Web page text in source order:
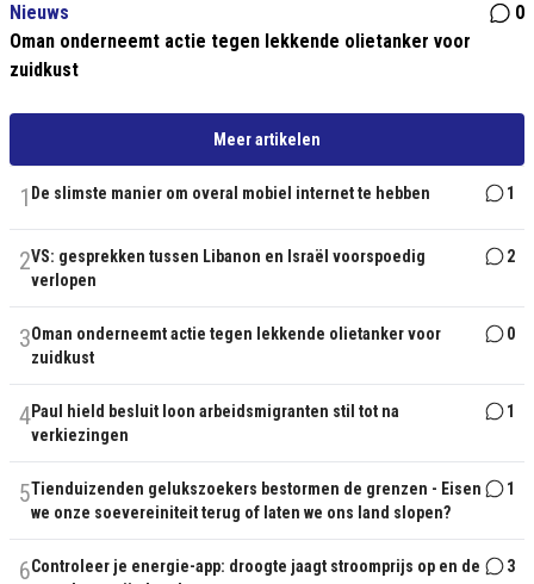
Nieuws
0
Oman onderneemt actie tegen lekkende olietanker voor
zuidkust
Meer artikelen
1 De slimste manier om overal mobiel internet te hebben 1
2VS: gesprekken tussen Libanon en Israël voorspoedig
verlopen
2
3Oman onderneemt actie tegen lekkende olietanker voor
zuidkust
0
4Paul hield besluit loon arbeidsmigranten stil tot na
verkiezingen
1
5Tienduizenden gelukszoekers bestormen de grenzen - Eisen
we onze soevereiniteit terug of laten we ons land slopen?
1
6Controleer je energie-app: droogte jaagt stroomprijs op en de
3